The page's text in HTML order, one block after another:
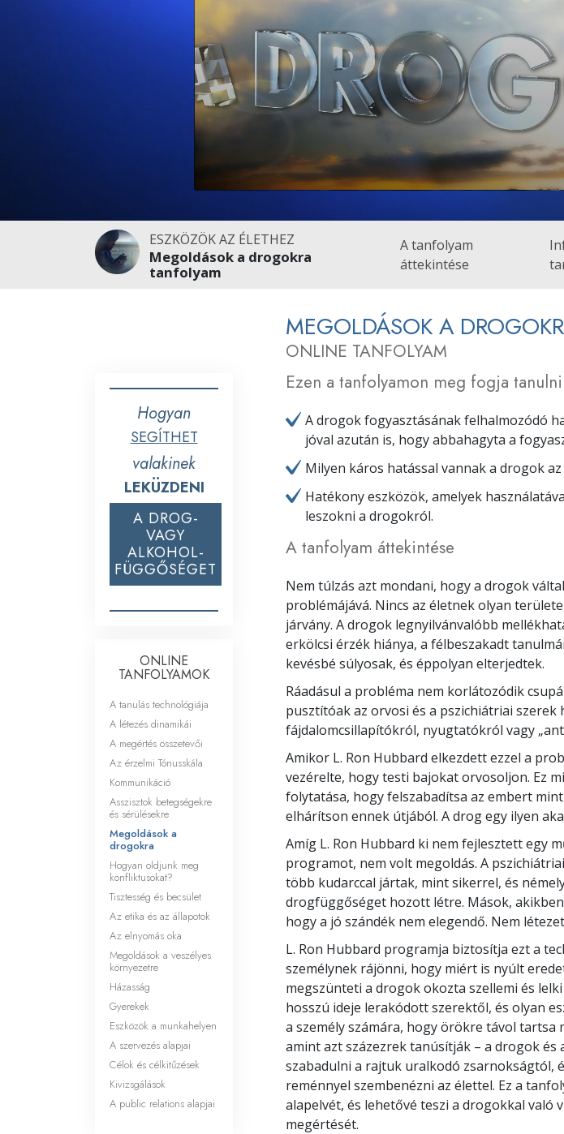
Mi a nagyság?
ESZKÖZÖK AZ ÉLETHEZ
Megoldások a drogokra
tanfolyam
A tanfolyam
áttekintése
MEGOLDÁSOK A
ONLINE TANFOLYAM
Ezen a tanfolyamon meg fogja
A drogok fogyasztásának felhalmozódó
jóval azután is, hogy abbahagyta a
Milyen káros hatással vannak a drogok
Hatékony eszközök, amelyek
leszokni a drogokról.
A tanfolyam áttekintése
Nem túlzás azt mondani, hogy a drogok
problémájává. Nincs az életnek olyan
járvány. A drogok legnyilvánvalóbb
erkölcsi érzék hiánya, a félbeszakadt
kevésbé súlyosak, és éppolyan elterjedtek.
Ráadásul a probléma nem korlátozódik
pusztítóak az orvosi és a pszichiátriai szerek
fájdalomcsillapítókról, nyugtatókról vagy
Amikor L. Ron Hubbard elkezdett ezzel a
vezérelte, hogy testi bajokat orvosoljon. Ez
folytatása, hogy felszabadítsa az embert
elhárítson ennek útjából. A drog egy ilyen
Amíg L. Ron Hubbard ki nem fejlesztett egy
programot, nem volt megoldás. A
több kudarccal jártak, mint sikerrel, és
drogfüggőséget hozott létre. Mások,
hogy a jó szándék nem elegendő. Nem
L. Ron Hubbard programja biztosítja ezt a
személynek rájönni, hogy miért is nyúlt
megszünteti a drogok okozta szellemi és
hosszú ideje lerakódott szerektől, és olyan
a személy számára, hogy örökre távol
amint azt százezrek tanúsítják – a drogok
szabadulni a rajtuk uralkodó zsarnokságtól,
reménnyel szembenézni az élettel. Ez a
alapelvét, és lehetővé teszi a drogokkal való
megértését.
Hogyan
SEGÍTHET
valakinek
LEKÜZDENI
A DROG-
VAGY
ALKOHOL-
FÜGGŐSÉGET
ONLINE
TANFOLYAMOK
A tanulás technológiája
A létezés dinamikái
A megértés összetevői
Az érzelmi Tónusskála
Kommunikáció
Asszisztok betegségekre
és sérülésekre
Megoldások a
drogokra
Hogyan oldjunk meg
konfliktusokat?
Tisztesség és becsület
Az etika és az állapotok
Az elnyomás oka
Megoldások a veszélyes
környezetre
Házasság
Gyerekek
Eszközök a munkahelyen
A szervezés alapjai
Célok és célkitűzések
Kivizsgálások
A public relations alapjai